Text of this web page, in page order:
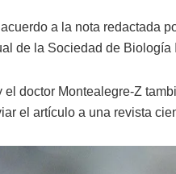
a la nota redactada
de la Sociedad de Biología
el doctor Montealegre-Z
el artículo a una revista